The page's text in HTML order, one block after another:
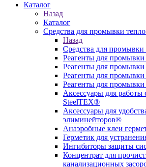
Каталог
Назад
Каталог
Средства для промывки
Назад
Средства для промывки
Реагенты для
Реагенты для
Реагенты для
Реагенты для
Аксессуары для работы
SteelTEX®
Аксессуары для
элиминейторов®
Анаэробные клеи
Герметик для
Ингибиторы защиты
Концентрат для
канализационных